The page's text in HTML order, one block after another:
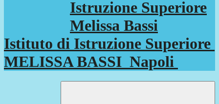
Istituto di Istruzione Superiore
MELISSA BASSI Napoli